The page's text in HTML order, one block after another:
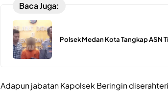
Baca Juga:
Polsek Medan Kota Tangkap ASN
Adapun jabatan Kapolsek Beringin